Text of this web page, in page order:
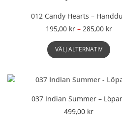
012 Candy Hearts –
195,00 kr – 285,00 kr
VÄLJ ALTERNATIV
här
De
037 Indian Summer –
499,00 kr